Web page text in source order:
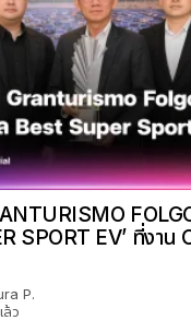
SPORT EV’ ที่งาน
P.
ล้ว